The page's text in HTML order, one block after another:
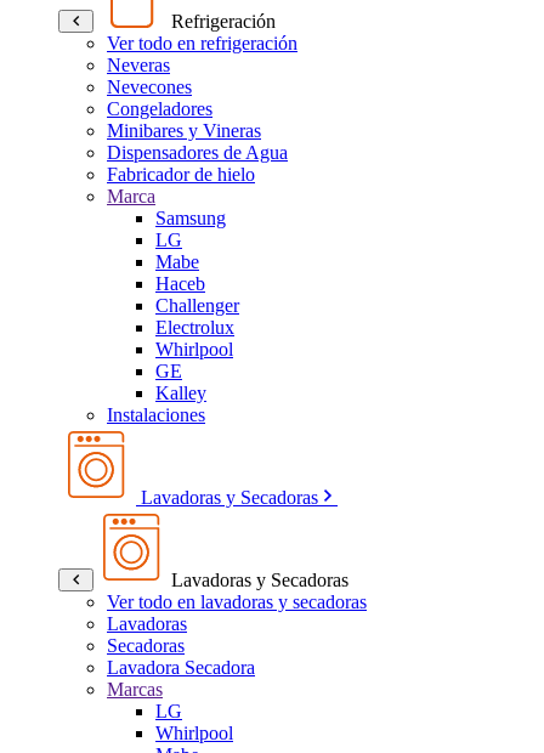
Refrigeración
Ver todo en refrigeración
Neveras
Nevecones
Congeladores
Minibares y Vineras
Dispensadores de Agua
Fabricador de hielo
Marca
Samsung
LG
Mabe
Haceb
Challenger
Electrolux
Whirlpool
GE
Kalley
Instalaciones
Lavadoras y Secadoras
Lavadoras y Secadoras
Ver todo en lavadoras y secadoras
Lavadoras
Secadoras
Lavadora Secadora
Marcas
LG
Whirlpool